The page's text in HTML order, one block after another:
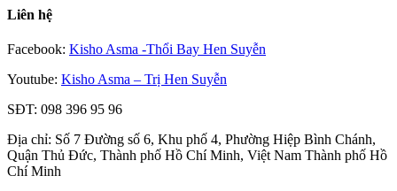
Liên hệ
Facebook: Kisho Asma -Thổi Bay Hen Suyễn
Youtube: Kisho Asma – Trị Hen Suyễn
SĐT: 098 396 95 96
Địa chỉ: Số 7 Đường số 6, Khu phố 4, Phường Hiệp Bình Chánh,
Quận Thủ Đức, Thành phố Hồ Chí Minh, Việt Nam Thành phố Hồ
Chí Minh